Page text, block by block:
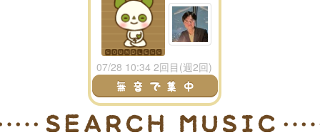
07/28 10:34 2回目(週2回)